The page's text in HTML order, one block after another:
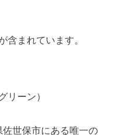
含まれています。
リーン）
佐世保市にある唯一の